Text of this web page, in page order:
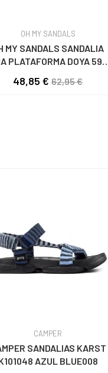
OH MY SANDALS
MY SANDALS SANDALIA
PLATAFORMA DOYA 5993
48,85 € 62,95 €
CAMPER
SANDALIAS KARST
AZUL BLUE008